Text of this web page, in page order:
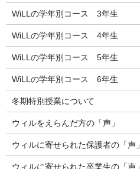
WiLLの学年別コース 3年生
WiLLの学年別コース 4年生
WiLLの学年別コース 5年生
WiLLの学年別コース 6年生
冬期特別授業について
ウィルをえらんだ方の「声」
ウィルに寄せられた保護者の「声」
ウィルに寄せられた卒業生の「声」